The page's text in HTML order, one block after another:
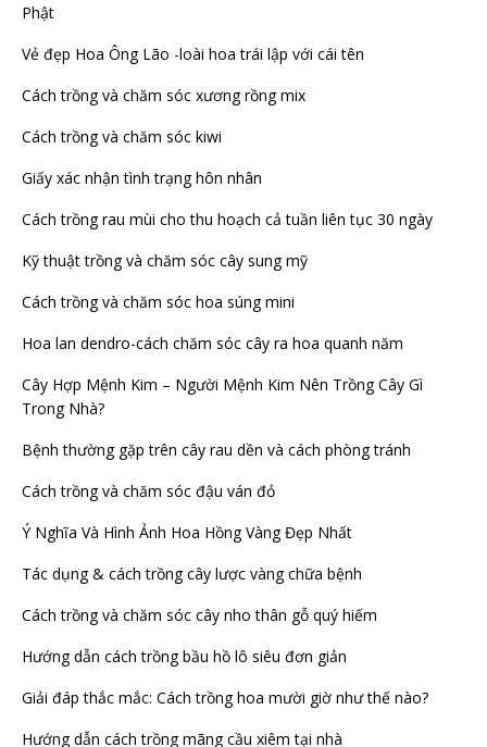
Phật
Vẻ đẹp Hoa Ông Lão -loài hoa trái lập với cái tên
Cách trồng và chăm sóc xương rồng mix
Cách trồng và chăm sóc kiwi
Giấy xác nhận tình trạng hôn nhân
Cách trồng rau mùi cho thu hoạch cả tuần liên tục 30 ngày
Kỹ thuật trồng và chăm sóc cây sung mỹ
Cách trồng và chăm sóc hoa súng mini
Hoa lan dendro-cách chăm sóc cây ra hoa quanh năm
Cây Hợp Mệnh Kim – Người Mệnh Kim Nên Trồng Cây Gì
Trong Nhà?
Bệnh thường gặp trên cây rau dền và cách phòng tránh
Cách trồng và chăm sóc đậu ván đỏ
Ý Nghĩa Và Hình Ảnh Hoa Hồng Vàng Đẹp Nhất
Tác dụng & cách trồng cây lược vàng chữa bệnh
Cách trồng và chăm sóc cây nho thân gỗ quý hiếm
Hướng dẫn cách trồng bầu hồ lô siêu đơn giản
Giải đáp thắc mắc: Cách trồng hoa mười giờ như thế nào?
Hướng dẫn cách trồng mãng cầu xiêm tại nhà